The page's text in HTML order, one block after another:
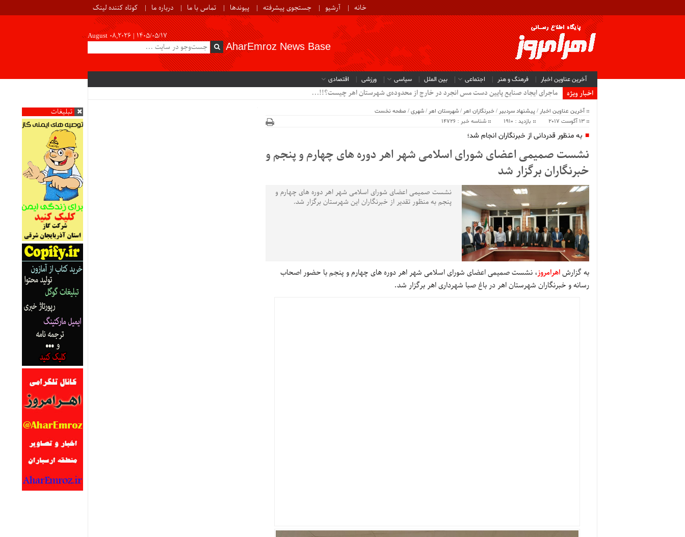
خانه آرشیو جستجوی پیشرفته پیوندها تماس با ما درباره ما کوتاه کننده لینک
August 08,2026 | ۱۴۰۵/۰۵/۱۷
AharEmroz News Base
آخرین عناوین اخبار فرهنگ و هنر اجتماعی بین الملل سیاسی ورزشی اقتصادی
اخبار ویژه
سیب ک_
تبلیغات
آخرین عناوین اخبار /پیشنهاد سردبیر /خبرنگاران اهر /شهرستان اهر /شهری/صفحه نخست
13 آگوست 2017
بازدید : 1910 شناسه خبر : 14726
به منظور قدردانی از خبرنگاران انجام شد؛
نشست صمیمی اعضای شورای اسلامی شهر اهر دوره های چهارم و پنجم و
خبرنگاران برگزار شد
نشست صمیمی اعضای شورای اسلامی شهر اهر دوره های چهارم و
پنجم به منظور تقدیر از خبرنگاران این شهرستان برگزار شد.
به گزارشاهرامروز، نشست صمیمی اعضای شورای اسلامی شهر اهر دوره های چهارم و پنجم با حضور اصحاب
رسانه و خبرنگاران شهرستان اهر در باغ صبا شهرداری اهر برگزار شد.